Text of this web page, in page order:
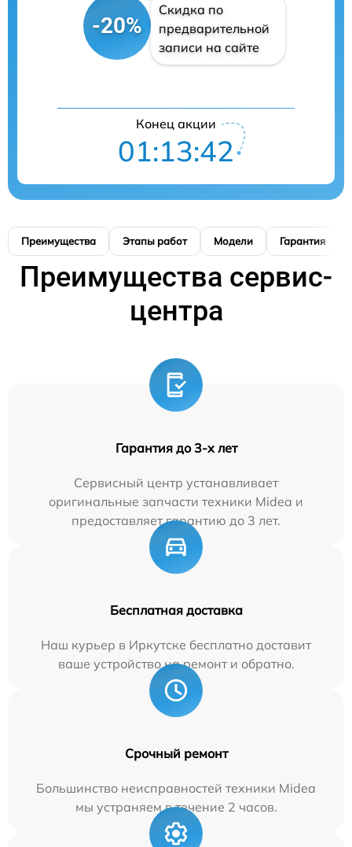
-20%
Скидка по
предварительной
записи на сайте
Конец акции
01:13:41
Преимущества Этапы работ Модели Гарантия
Преимущества сервис-
центра
Гарантия до 3-х лет
Сервисный центр устанавливает
оригинальные запчасти техники Midea и
предоставляет гарантию до 3 лет.
Бесплатная доставка
Наш курьер в Иркутске бесплатно доставит
ваше устройство на ремонт и обратно.
Срочный ремонт
Большинство неисправностей техники Midea
мы устраняем в течение 2 часов.